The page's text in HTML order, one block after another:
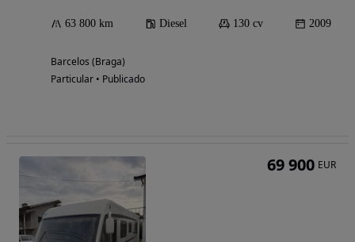
63 800 km Diesel 130 cv 2009
Barcelos (Braga)
Particular • Publicado
69 900 EUR